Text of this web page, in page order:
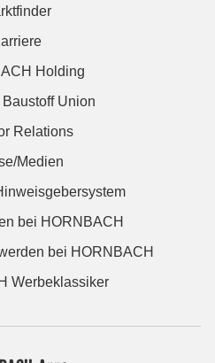
Holding
Union
Relations
Medien
bei HORNBACH
bei HORNBACH
Werbeklassiker